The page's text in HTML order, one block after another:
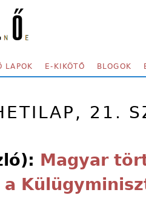
LAPOK E-KIKÖTŐ BLOGOK
21.
Magyar